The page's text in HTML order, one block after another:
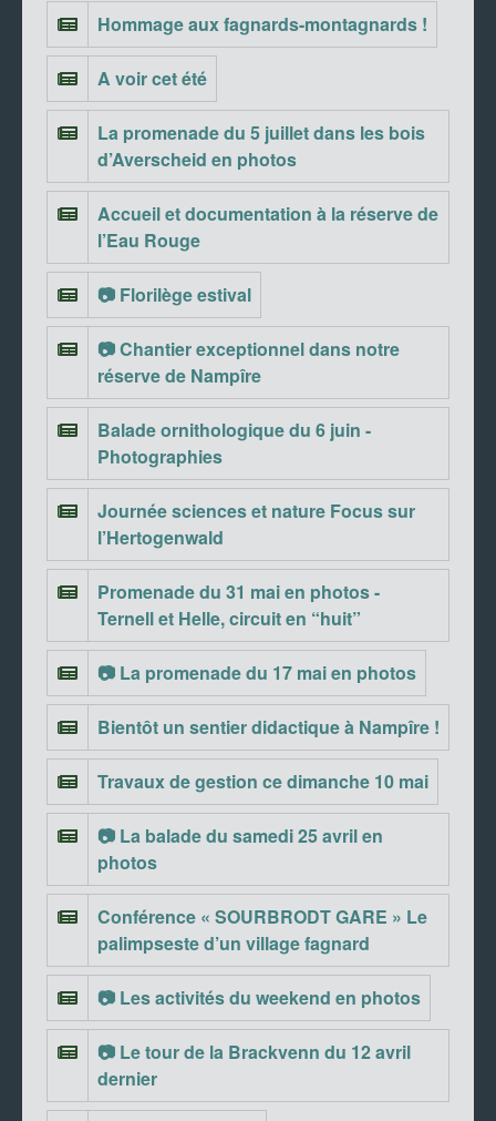
Hommage aux fagnards-montagnards !
A voir cet été
La promenade du 5 juillet dans les bois
d’Averscheid en photos
Accueil et documentation à la réserve de
l’Eau Rouge
📷 Florilège estival
📷 Chantier exceptionnel dans notre
réserve de Nampîre
Balade ornithologique du 6 juin -
Photographies
Journée sciences et nature Focus sur
l’Hertogenwald
Promenade du 31 mai en photos -
Ternell et Helle, circuit en “huit”
📷 La promenade du 17 mai en photos
Bientôt un sentier didactique à Nampîre !
Travaux de gestion ce dimanche 10 mai
📷 La balade du samedi 25 avril en
photos
Conférence « SOURBRODT GARE » Le
palimpseste d’un village fagnard
📷 Les activités du weekend en photos
📷 Le tour de la Brackvenn du 12 avril
dernier